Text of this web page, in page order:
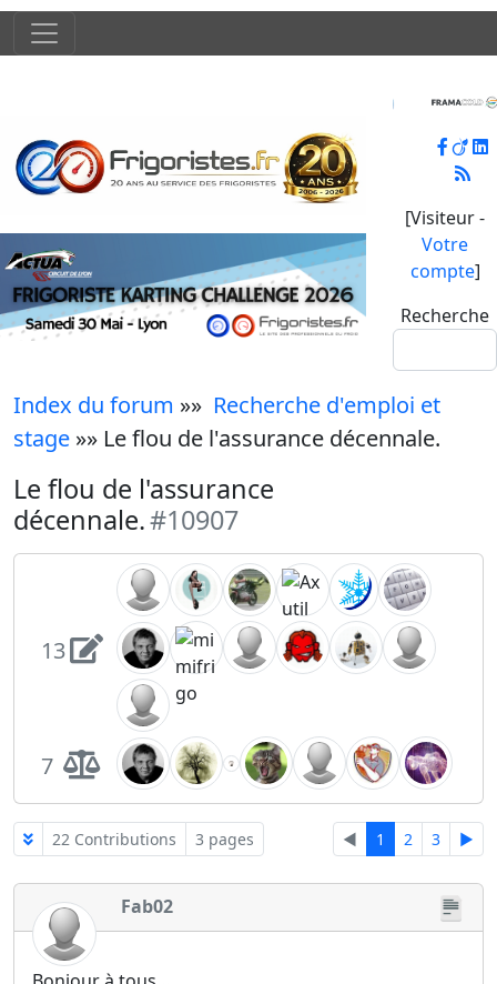
[Visiteur -
Votre
compte]
Recherche
Index du forum »» Recherche d'emploi et
stage »» Le flou de l'assurance décennale.
Le flou de l'assurance
décennale.#10907
13
7
22 Contributions 3 pages ◄ 1 2 3 ►
Fab02